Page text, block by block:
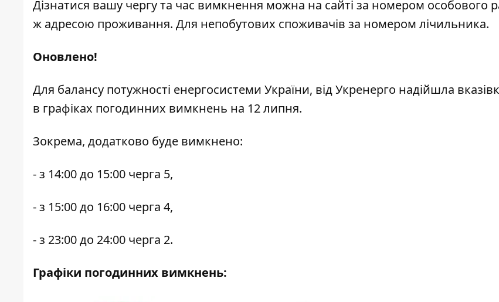
Дізнатися вашу чергу та час вимкнення можна на сайті за номером особового
ж адресою проживання. Для непобутових споживачів за номером лічильника.
Оновлено!
Для балансу потужності енергосистеми України, від Укренерго надійшла
в графіках погодинних вимкнень на 12 липня.
Зокрема, додатково буде вимкнено:
- з 14:00 до 15:00 черга 5,
- з 15:00 до 16:00 черга 4,
- з 23:00 до 24:00 черга 2.
Графіки погодинних вимкнень: